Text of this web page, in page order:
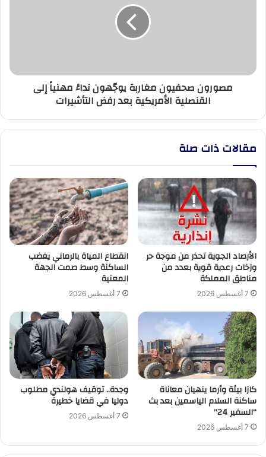
الأمريكية
مصورون صحفيون مغاربة يوجّهون نداءً مهنياً إلى
القنصلية الأمريكية بعد رفض التأشيرات
مقالات ذات صلة
الأرصاد الجوية تحذر من موجة حر
وزخات رعدية قوية بعدد من
مناطق المملكة
7 أغسطس 2026
انقطاع المياة بالرماني يغضب
الساكنة وسط صمت الجهة
المعنية
7 أغسطس 2026
كازا بيئة وأرما ينهيان معاناة
ساكنة السلام الياسمين بعد بث
“السفير 24”
7 أغسطس 2026
وجدة.. توقيف هولندي مطلوب
دوليا في قضايا خطيرة
7 أغسطس 2026